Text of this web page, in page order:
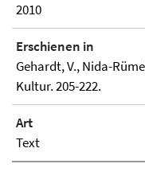
2010
Erschienen in
Gehardt, V., Nida-
Kultur. 205-222.
Art
Text